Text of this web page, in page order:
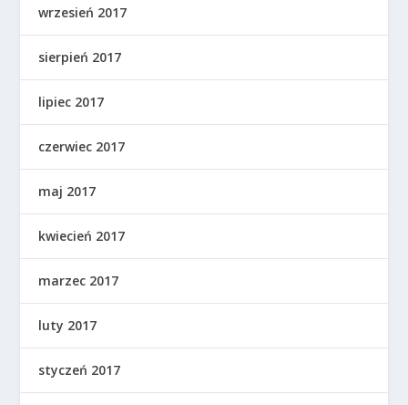
wrzesień 2017
sierpień 2017
lipiec 2017
czerwiec 2017
maj 2017
kwiecień 2017
marzec 2017
luty 2017
styczeń 2017